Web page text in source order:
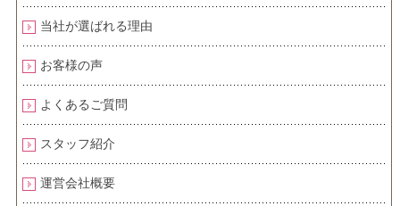
当社が選ばれる理由
お客様の声
よくあるご質問
スタッフ紹介
運営会社概要